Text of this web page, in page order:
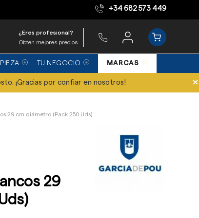
Equipo de expertos +34 682 573 449
¿Eres profesional?
Obtén mejores precios
TU NEGOCIO MARCAS
¡Gracias por confiar en nosotros! ×
29 cm diámetro (Pack 250 Uds)
29